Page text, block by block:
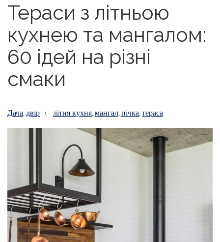
Тераси з літньою
кухнею та мангалом:
60 ідей на різні
смаки
Дача, двір \ літня кухня,мангал,пічка,тераса